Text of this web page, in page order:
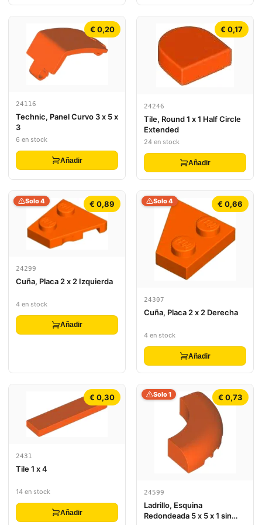
€ 0,20
24116
Technic, Panel Curvo 3 x 5 x
3
6 en stock
Añadir
€ 0,17
24246
Tile, Round 1 x 1 Half Circle
Extended
24 en stock
Añadir
€ 0,89
Solo 4
24299
Cuña, Placa 2 x 2 Izquierda
4 en stock
Añadir
€ 0,66
Solo 4
24307
Cuña, Placa 2 x 2 Derecha
4 en stock
Añadir
€ 0,30
2431
Tile 1 x 4
14 en stock
Añadir
€ 0,73
Solo 1
24599
Ladrillo, Esquina
Redondeada 5 x 5 x 1 sin